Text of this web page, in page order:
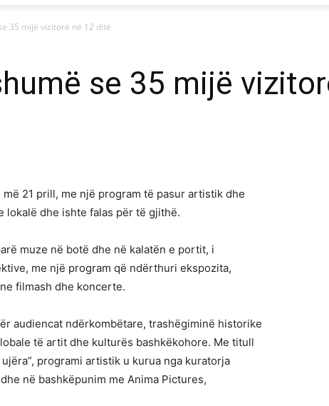
35 mijë vizitorë në 12 ditë
se 35 mijë
21 prill, me një program të pasur artistik dhe
lokalë dhe ishte falas për të gjithë.
muze në botë dhe në kalatën e portit, i
me një program që ndërthuri ekspozita,
filmash dhe koncerte.
audiencat ndërkombëtare, trashëgiminë historike
të artit dhe kulturës bashkëkohore. Me titull
programi artistik u kurua nga kuratorja
në bashkëpunim me Anima Pictures,